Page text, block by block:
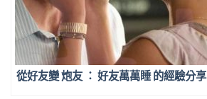
從好友變 炮友 ： 好友萬萬睡 的經驗分享